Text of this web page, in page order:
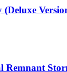
Remnant